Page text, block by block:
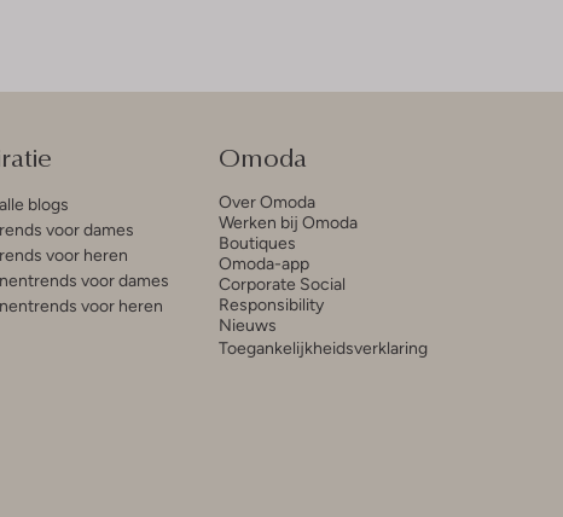
blogs
voor dames
voor heren
voor dames
voor heren
Omoda
Over Omoda
Werken bij Omoda
Boutiques
Omoda-app
Corporate Social
Responsibility
Nieuws
Toegankelijkheidsverklaring